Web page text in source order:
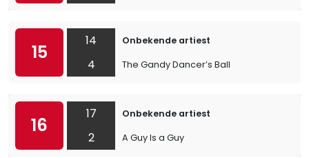
15
14
4
Onbekende artiest
The Gandy Dancer’s Ball
16
17
2
Onbekende artiest
A Guy Is a Guy